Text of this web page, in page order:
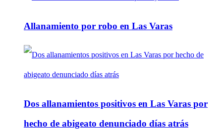
Allanamiento por robo en Las Varas
Dos allanamientos positivos en Las Varas por
hecho de abigeato denunciado días atrás